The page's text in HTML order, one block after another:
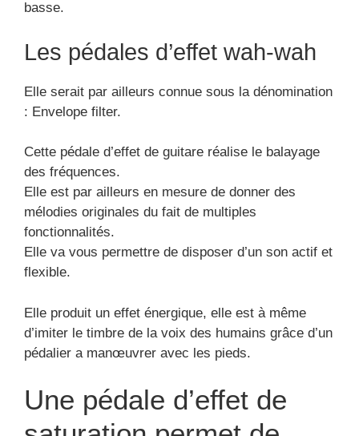
Les pédales d’effet wah-wah
: Envelope filter.
des fréquences.
Elle est par ailleurs en mesure de donner des
mélodies originales du fait de multiples
fonctionnalités.
Elle va vous permettre de disposer d’un son actif et
flexible.
d’imiter le timbre de la voix des humains grâce d’un
pédalier a manœuvrer avec les pieds.
Une pédale d’effet de
saturation permet de